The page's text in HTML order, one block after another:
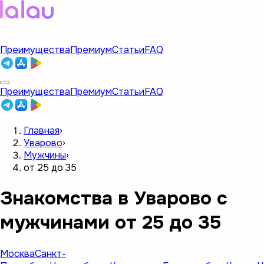
ПреимуществаПремиумСтатьиFAQ
ПреимуществаПремиумСтатьиFAQ
Главная›
Уварово›
Мужчины›
от 25 до 35
Знакомства в Уварово с
мужчинами от 25 до 35
МоскваСанкт-